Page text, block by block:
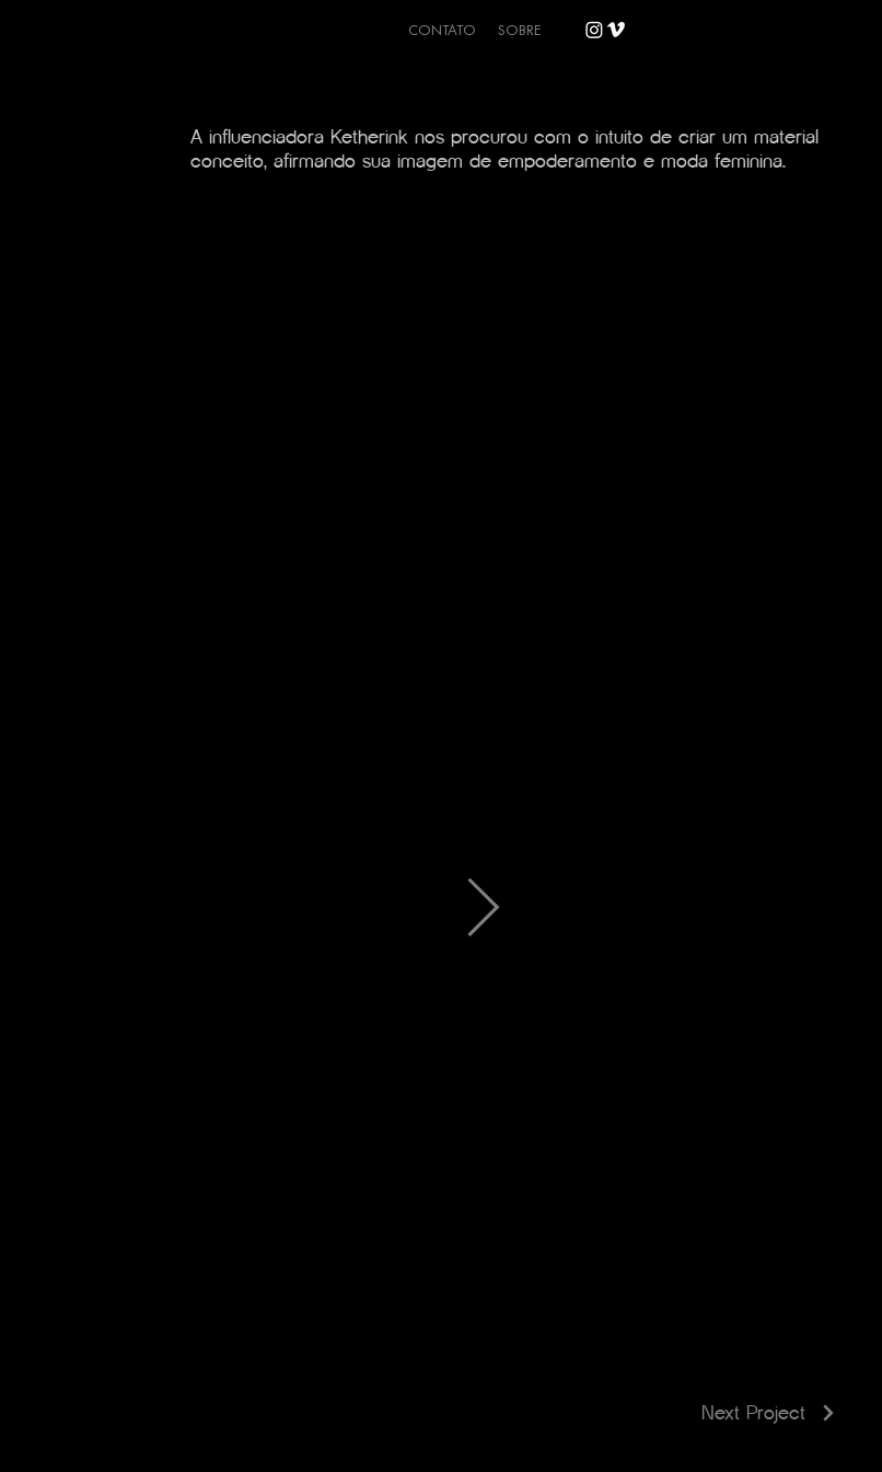
CONTATO SOBRE
A influenciadora Ketherink nos procurou com o intuito de criar um material
conceito, afirmando sua imagem de empoderamento e moda feminina.
Next Project